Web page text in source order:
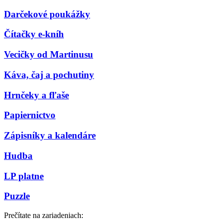
Darčekové poukážky
Čítačky e-kníh
Vecičky od Martinusu
Káva, čaj a pochutiny
Hrnčeky a fľaše
Papiernictvo
Zápisníky a kalendáre
Hudba
LP platne
Puzzle
Prečítate na zariadeniach: